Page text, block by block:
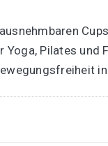
Cups
Yoga, Pilates und